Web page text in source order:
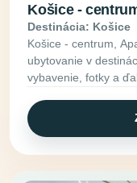
Košice -
Destinácia: Košice
Košice - centrum,
ubytovanie v
vybavenie, fotky a